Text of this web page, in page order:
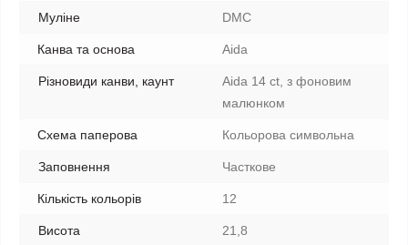
Муліне DMC
Канва та основа Aida
Різновиди канви, каунт
Aida 14 ct, з фоновим
малюнком
Схема паперова Кольорова символьна
Заповнення Часткове
Кількість кольорів 12
Висота 21,8